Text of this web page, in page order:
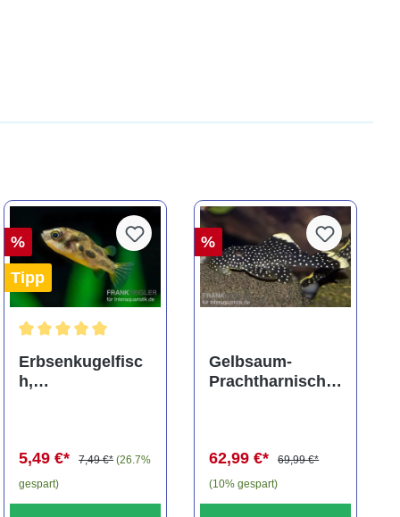
%
Tipp
Erbsenkugelfisc
h,
5,49 €*
7,49 €* (26.7%
gespart)
%
Gelbsaum-
Prachtharnischw
62,99 €*
69,99 €*
(10% gespart)